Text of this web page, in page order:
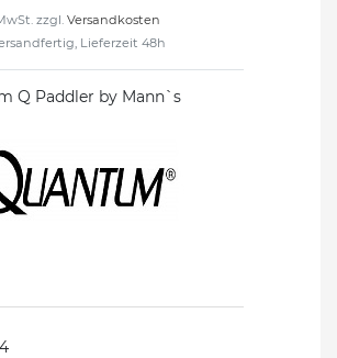
zzgl. Versandkosten
Lieferzeit 48h
Q Paddler by Mann`s